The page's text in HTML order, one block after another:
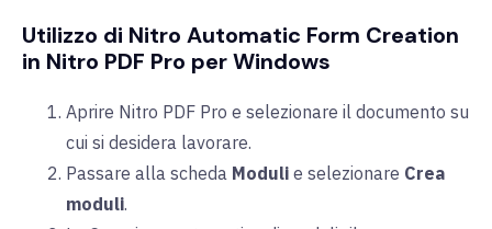
Utilizzo di Nitro Automatic Form Creation
in Nitro PDF Pro per Windows
Aprire Nitro PDF Pro e selezionare il documento su
cui si desidera lavorare.
Passare alla scheda Moduli e selezionare Crea
moduli.